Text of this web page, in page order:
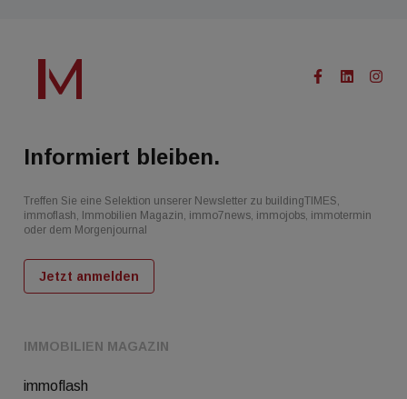
IMMOBILIEN MAGAZIN
immoflash
Informiert bleiben.
Treffen Sie eine Selektion unserer Newsletter zu buildingTIMES,
immoflash, Immobilien Magazin, immo7news, immojobs, immotermin
oder dem Morgenjournal
Jetzt anmelden